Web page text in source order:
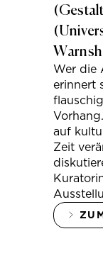
Wer die
erinnert
auf
Zeit